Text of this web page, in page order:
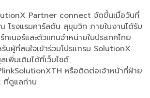
Partner connect จัดขึ้นเมื่อวันที่
รงแรมคาร์ลตัน สุขุมวิท ภายในงานได้รับ
เนอร์และตัวแทนจำหน่ายในประเทศไทย
บผู้ที่สนใจเข้าร่วมโปรแกรม SolutionX
พิ่มเติมได้ที่เว็บไซต์
หรือติดต่อเจ้าหน้าที่ฝ่าย
ที่ดูแลท่าน